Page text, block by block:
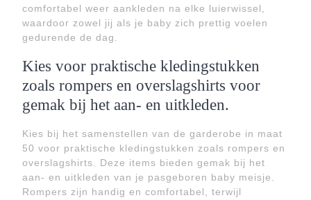
comfortabel weer aankleden na elke luierwissel,
waardoor zowel jij als je baby zich prettig voelen
gedurende de dag.
Kies voor praktische kledingstukken
zoals rompers en overslagshirts voor
gemak bij het aan- en uitkleden.
Kies bij het samenstellen van de garderobe in maat
50 voor praktische kledingstukken zoals rompers en
overslagshirts. Deze items bieden gemak bij het
aan- en uitkleden van je pasgeboren baby meisje.
Rompers zijn handig en comfortabel, terwijl